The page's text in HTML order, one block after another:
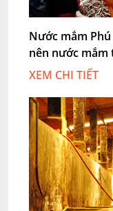
Nước mắm
nên nước mắm
XEM CHI TIẾT